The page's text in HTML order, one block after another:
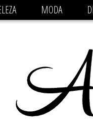
pub- MODA